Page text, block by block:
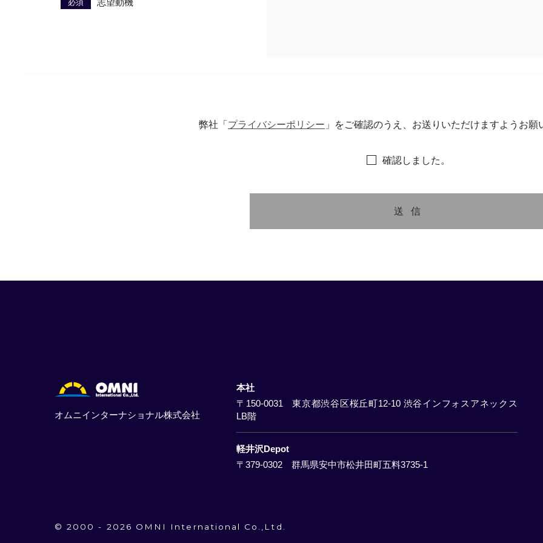
必須 志望動機
弊社「プライバシーポリシー 」をご確認のうえ、お送りいただけますようお願
確認しました。
オムニインターナショナル株式会社
本社
〒150-0031
東京都渋谷区桜丘町12-10 渋谷インフォスアネックス
LB階
軽井沢Depot
〒379-0302 群馬県安中市松井田町五料3735-1
© 2000 - 2026 OMNI International Co.,Ltd.